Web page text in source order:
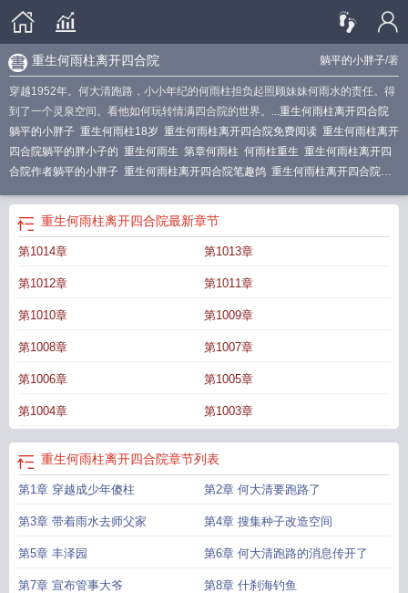
躺平的小胖子/著
重生何雨柱离开四合院
穿越1952年。何大清跑路，小小年纪的何雨柱担负起照顾妹妹何雨水的责任。得
到了一个灵泉空间。看他如何玩转情满四合院的世界。...重生何雨柱离开四合院
躺平的小胖子 重生何雨柱18岁 重生何雨柱离开四合院免费阅读 重生何雨柱离开
四合院躺平的胖小子的 重生何雨生 第章何雨柱 何雨柱重生 重生何雨柱离开四
合院作者躺平的小胖子 重生何雨柱离开四合院笔趣鸽 重生何雨柱离开四合院
穿越何雨柱 重生何雨柱离开四合院笔趣阁
院重生傻柱从五零年逆袭
院是哪一集
重生何雨柱离开四合院去香江
何雨柱离开四合院躺平的
重生何雨柱离开四合院最
雨柱18岁四合院傻柱偷偷辞职的 1948 穿越何雨柱傻柱
重生何雨柱离开四合院最新章节
第1014章 第1013章
第1012章 第1011章
第1010章 第1009章
第1008章 第1007章
第1006章 第1005章
第1004章 第1003章
重生何雨柱离开四合院章节列表
第1章 穿越成少年傻柱 第2章 何大清要跑路了
第3章 带着雨水去师父家 第4章 搜集种子改造空间
第5章 丰泽园 第6章 何大清跑路的消息传开了
第7章 宣布管事大爷 第8章 什刹海钓鱼